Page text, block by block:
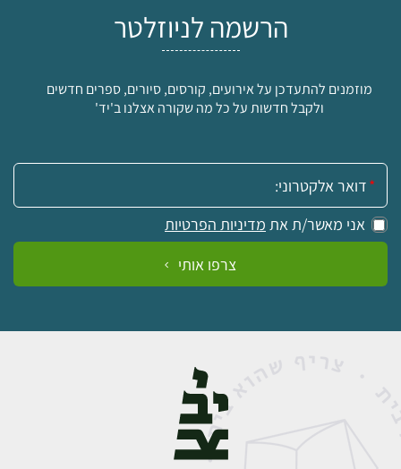
הרשמה לניוזלטר
מוזמנים להתעדכן על אירועים, קורסים, סיורים, ספרים חדשים
ולקבל חדשות על כל מה שקורה אצלנו ב'יד'
אימייל:
אני מאשר/ת את מדיניות הפרטיות
צרפו אותי